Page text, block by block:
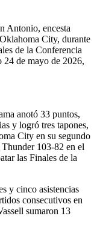
Antonio, encesta
City, durante
de la Conferencia
de mayo de 2026,
anotó 33 puntos,
y logró tres tapones,
City en su segundo
103-82 en el
las Finales de la
y cinco asistencias
consecutivos en
sumaron 13